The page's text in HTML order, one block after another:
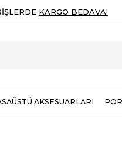
KARGO BEDAVA!
AKSESUARLARI